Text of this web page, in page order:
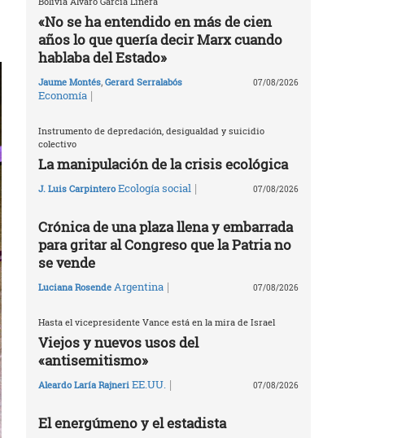
«No se ha entendido en más de cien
años lo que quería decir Marx cuando
hablaba del Estado»
Jaume Montés, Gerard Serralabós
Economía |
07/08/2026
Instrumento de depredación, desigualdad y suicidio
colectivo
La manipulación de la crisis ecológica
J. Luis Carpintero Ecología social | 07/08/2026
Crónica de una plaza llena y embarrada
para gritar al Congreso que la Patria no
se vende
Luciana Rosende Argentina | 07/08/2026
Hasta el vicepresidente Vance está en la mira de Israel
Viejos y nuevos usos del
«antisemitismo»
Aleardo Laría Rajneri EE.UU. | 07/08/2026
El energúmeno y el estadista